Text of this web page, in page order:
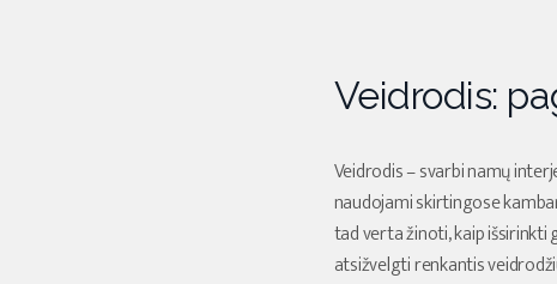
Veidrodis:
Veidrodis – svarbi namų
naudojami skirtingose
tad verta žinoti, kaip išsirinkti
atsižvelgti renkantis